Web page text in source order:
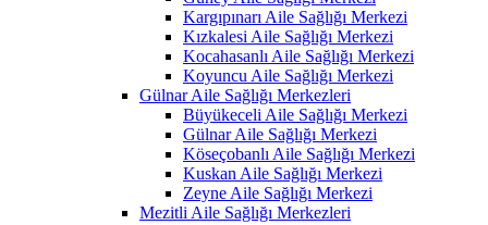
Kargıpınarı Aile Sağlığı Merkezi
Kızkalesi Aile Sağlığı Merkezi
Kocahasanlı Aile Sağlığı Merkezi
Koyuncu Aile Sağlığı Merkezi
Gülnar Aile Sağlığı Merkezleri
Büyükeceli Aile Sağlığı Merkezi
Gülnar Aile Sağlığı Merkezi
Köseçobanlı Aile Sağlığı Merkezi
Kuskan Aile Sağlığı Merkezi
Zeyne Aile Sağlığı Merkezi
Mezitli Aile Sağlığı Merkezleri